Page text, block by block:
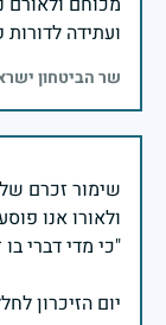
ועתידה לדורות
שר הביטחון
שימור זכרם
יום הזיכרון